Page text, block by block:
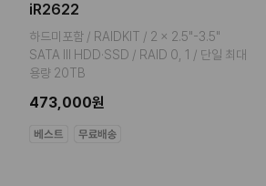
iR2622
하드미포함 / RAIDKIT / 2 x 2.5"-3.5"
SATA III HDD·SSD / RAID 0, 1 / 단일 최대
용량 20TB
473,000원